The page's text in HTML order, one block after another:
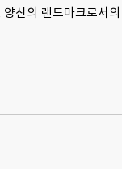
산의 랜드마크로서